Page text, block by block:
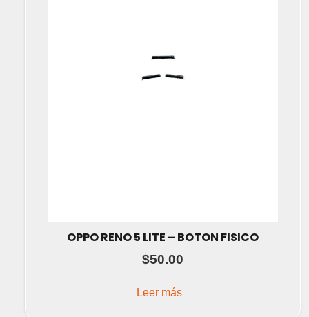
OPPO RENO 5 LITE – BOTON FISICO
$50.00
Leer más